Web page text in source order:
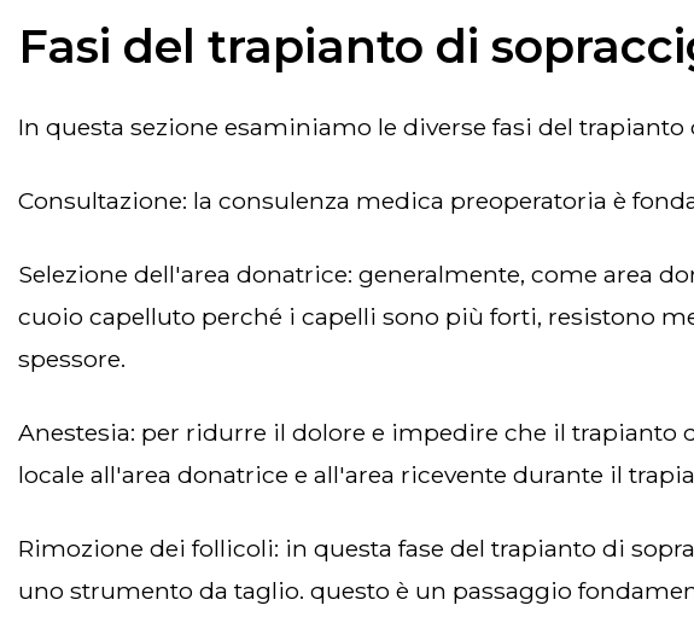
Fasi del trapianto di
in questa sezione esaminiamo le diverse fasi del
consultazione: la consulenza medica preoperatoria è
selezione dell'area donatrice: generalmente, come area donatrice da cui verranno prelevati i follicoli viene scelta la parte posteriore del
cuoio capelluto perché i capelli sono più forti, resistono
spessore.
anestesia: per ridurre il dolore e impedire che il trapianto di sopracciglia sia doloroso per i pazienti, è necessario applicare l'anestesia
locale all'area donatrice e all'area ricevente durante il
rimozione dei follicoli: in questa fase del trapianto di sopracciglia, i chirurghi raccolgono i follicoli piliferi dall’area donatrice utilizzando
uno strumento da taglio. questo è un passaggio